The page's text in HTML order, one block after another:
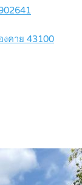
งคาย 43100